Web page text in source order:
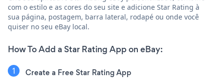
com o estilo e as cores do seu site e adicione Star Rating à
sua página, postagem, barra lateral, rodapé ou onde você
quiser no seu eBay local.
How To Add a Star Rating App on eBay:
Create a Free Star Rating App